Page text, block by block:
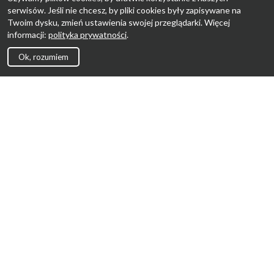
serwisów. Jeśli nie chcesz, by pliki cookies były zapisywane na
Twoim dysku, zmień ustawienia swojej przeglądarki. Więcej
informacji: polityka prywatności.
Ok, rozumiem